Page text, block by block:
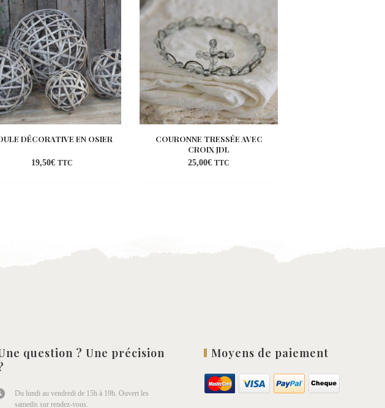
DÉCORATIVE EN OSIER
19,50€ TTC
COURONNE TRESSÉE AVEC
CROIX JDL
25,00€ TTC
question ? Une précision
Du lundi au vendredi de 15h à 19h. Ouvert les
samedis sur rendez-vous.
Moyens de paiement